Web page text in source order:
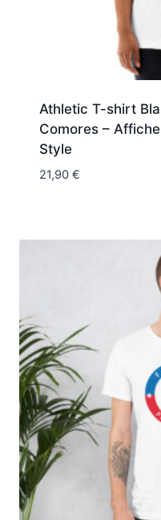
Athletic T-shirt
Comores –
Style
21,90 €